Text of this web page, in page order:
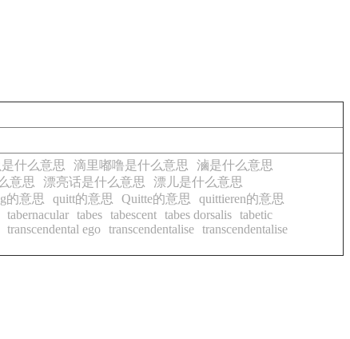
什么意思 滴里嘟噜是什么意思
滷是什么意思
意思 漂亮话是什么意思
漂儿是什么意思
的意思 quitt的意思 Quitte的意思
quittieren的意思
tabernacular tabes tabescent tabes dorsalis tabetic
transcendental ego transcendentalise transcendentalise